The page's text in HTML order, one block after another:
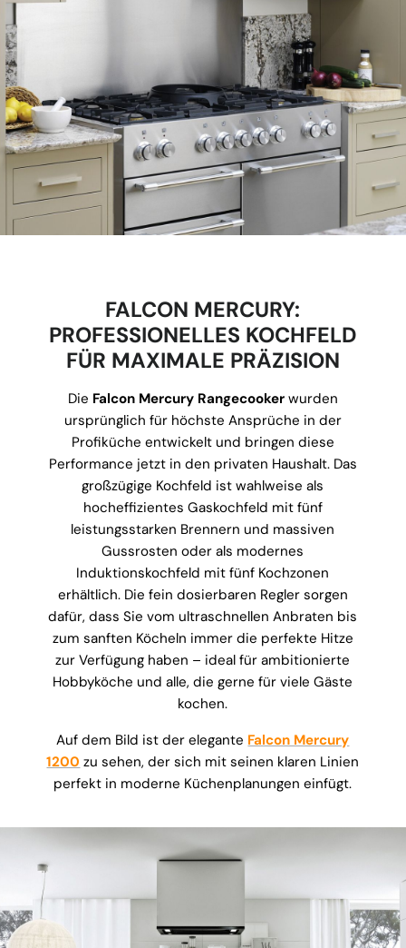
FALCON MERCURY:
PROFESSIONELLES KOCHFELD
FÜR MAXIMALE PRÄZISION
Die Falcon Mercury Rangecookerwurden
ursprünglich für höchste Ansprüche in der
Profiküche entwickelt und bringen diese
Performance jetzt in den privaten Haushalt. Das
großzügige Kochfeld ist wahlweise als
hocheffizientes Gaskochfeld mit fünf
leistungsstarken Brennern und massiven
Gussrosten oder als modernes
Induktionskochfeld mit fünf Kochzonen
erhältlich. Die fein dosierbaren Regler sorgen
dafür, dass Sie vom ultraschnellen Anbraten bis
zum sanften Köcheln immer die perfekte Hitze
zur Verfügung haben – ideal für ambitionierte
Hobbyköche und alle, die gerne für viele Gäste
kochen.
Auf dem Bild ist der elegante Falcon Mercury
1200 zu sehen, der sich mit seinen klaren Linien
perfekt in moderne Küchenplanungen einfügt.